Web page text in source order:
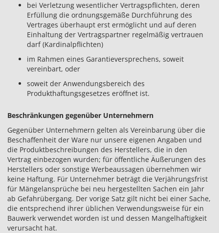
bei Verletzung wesentlicher Vertragspflichten, deren
Erfüllung die ordnungsgemäße Durchführung des
Vertrages überhaupt erst ermöglicht und auf deren
Einhaltung der Vertragspartner regelmäßig vertrauen
darf (Kardinalpflichten)
im Rahmen eines Garantieversprechens, soweit
vereinbart, oder
soweit der Anwendungsbereich des
Produkthaftungsgesetzes eröffnet ist.
Beschränkungen gegenüber Unternehmern
Gegenüber Unternehmern gelten als Vereinbarung über die
Beschaffenheit der Ware nur unsere eigenen Angaben und
die Produktbeschreibungen des Herstellers, die in den
Vertrag einbezogen wurden; für öffentliche Äußerungen des
Herstellers oder sonstige Werbeaussagen übernehmen wir
keine Haftung. Für Unternehmer beträgt die Verjährungsfrist
für Mängelansprüche bei neu hergestellten Sachen ein Jahr
ab Gefahrübergang. Der vorige Satz gilt nicht bei einer Sache,
die entsprechend ihrer üblichen Verwendungsweise für ein
Bauwerk verwendet worden ist und dessen Mangelhaftigkeit
verursacht hat.